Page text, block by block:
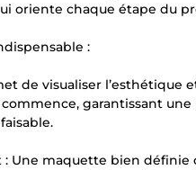
oriente chaque étape du
:
de visualiser
garantissant
Une maquette bien